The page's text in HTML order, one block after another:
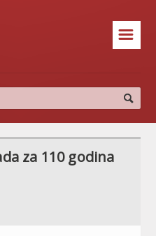
☰
za 110 godina